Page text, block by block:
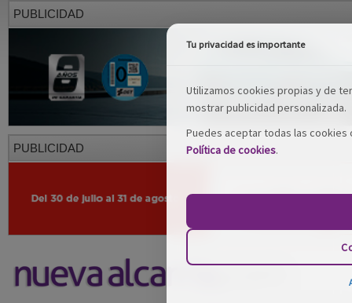
PUBLICIDAD
PUBLICIDAD
Tu privacidad es importante
Utilizamos cookies propias y de
mostrar publicidad personalizada.
Puedes aceptar todas las
Política de cookies.